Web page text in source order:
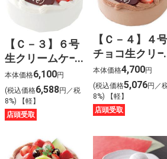
【Ｃ－３】６号
生クリームケー
キ
本体価格6,100円
(税込価格6,588円／税
8%) 【軽】
店頭受取
【Ｃ－４】４号
チョコ生クリ
ムケーキ
本体価格4,700円
(税込価格5,076円／
8%) 【軽】
店頭受取